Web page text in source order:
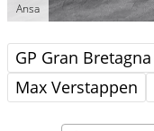
Ansa
GP Gran Bretagna
Max Verstappen